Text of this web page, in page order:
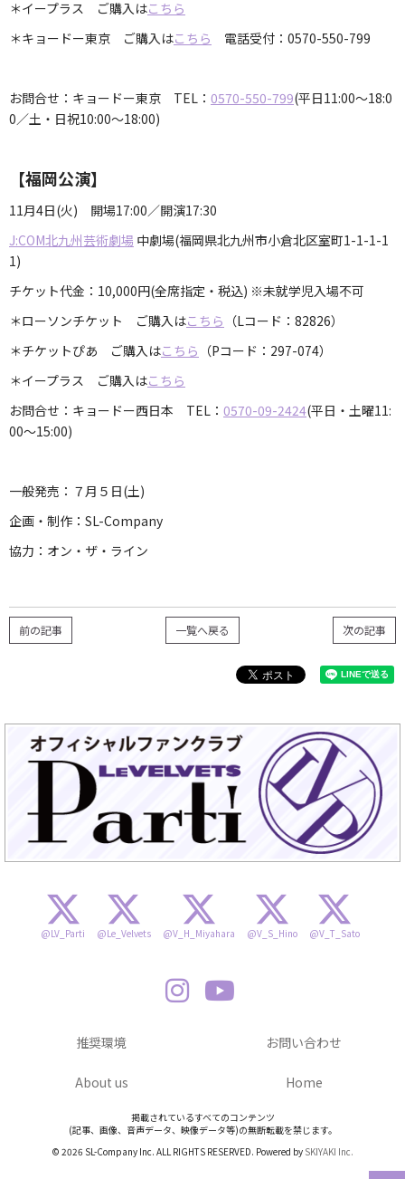
＊イープラス ご購入はこちら
＊キョードー東京 ご購入はこちら 電話受付：0570-550-799
お問合せ：キョードー東京 TEL： 0570-550-799(平日11:00～18:0
0／土・日祝10:00～18:00)
【福岡公演】
11月4日(火) 開場17:00／開演17:30
J:COM北九州芸術劇場 中劇場(福岡県北九州市小倉北区室町1-1-1-1
1)
チケット代金：10,000円(全席指定・税込) ※未就学児入場不可
＊ローソンチケット ご購入はこちら （Lコード：82826）
＊チケットぴあ ご購入はこちら （Pコード：297-074）
＊イープラス ご購入はこちら
お問合せ：キョードー西日本 TEL： 0570-09-2424(平日・土曜11:
00〜15:00)
一般発売：７月５日(土)
企画・制作：SL-Company
協力：オン・ザ・ライン
次の記事
一覧へ戻る
前の記事
@LV_Parti @Le_Velvets @V_H_Miyahara @V_S_Hino @V_T_Sato
推奨環境 お問い合わせ
About us Home
掲載されているすべてのコンテンツ
(記事、画像、音声データ、映像データ等)の無断転載を禁じます。
© 2026 SL-Company Inc. ALL RIGHTS RESERVED. Powered by SKIYAKI Inc.